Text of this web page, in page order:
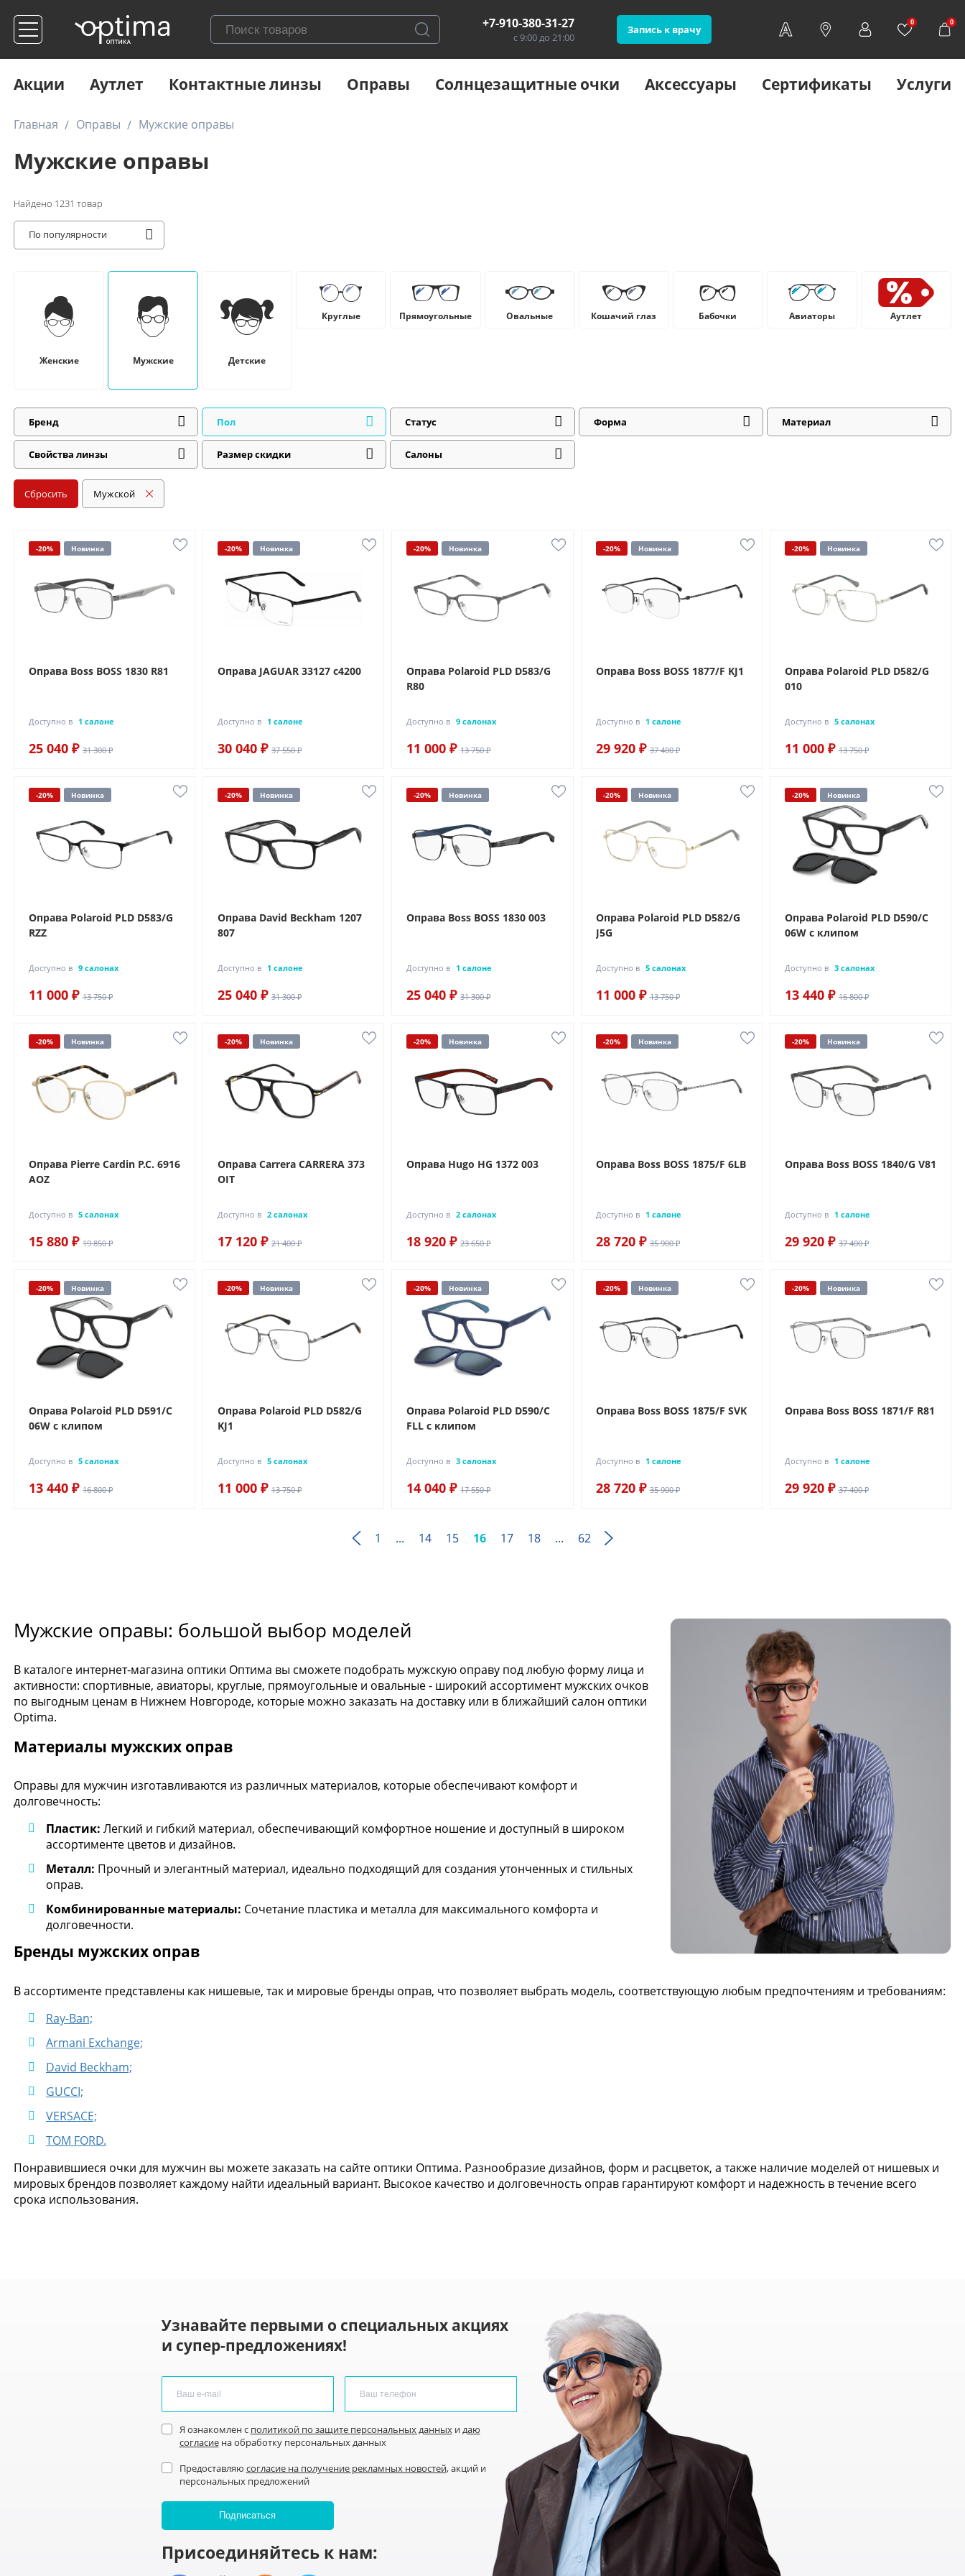
+7-910-380-31-27
с 9:00 до 21:00
Запись к врачу
0 0
Акции Аутлет Контактные линзы Оправы Солнцезащитные очки Аксессуары Сертификаты Услуги
Главная Оправы Мужские оправы
Мужские оправы
Найдено 1231 товар
По популярности
Женские Мужские Детские
Круглые Прямоугольные Овальные Кошачий глаз Бабочки Авиаторы Аутлет
Бренд Пол Статус Форма Материал
Свойства линзы Размер скидки Салоны
Сбросить Мужской
-20% Новинка
Оправа Boss BOSS 1830 R81
Доступно в 1 салоне
25 040 ₽ 31 300 ₽
-20% Новинка
Оправа JAGUAR 33127 c4200
Доступно в 1 салоне
30 040 ₽ 37 550 ₽
-20% Новинка
Оправа Polaroid PLD D583/G
R80
Доступно в 9 салонах
11 000 ₽ 13 750 ₽
-20% Новинка
Оправа Boss BOSS 1877/F KJ1
Доступно в 1 салоне
29 920 ₽ 37 400 ₽
-20% Новинка
Оправа Polaroid PLD D582/G
010
Доступно в 5 салонах
11 000 ₽ 13 750 ₽
-20% Новинка
Оправа Polaroid PLD D583/G
RZZ
Доступно в 9 салонах
11 000 ₽ 13 750 ₽
-20% Новинка
Оправа David Beckham 1207
807
Доступно в 1 салоне
25 040 ₽ 31 300 ₽
-20% Новинка
Оправа Boss BOSS 1830 003
Доступно в 1 салоне
25 040 ₽ 31 300 ₽
-20% Новинка
Оправа Polaroid PLD D582/G
J5G
Доступно в 5 салонах
11 000 ₽ 13 750 ₽
-20% Новинка
Оправа Polaroid PLD D590/C
06W с клипом
Доступно в 3 салонах
13 440 ₽ 16 800 ₽
-20% Новинка
Оправа Pierre Cardin P.C. 6916
AOZ
Доступно в 5 салонах
15 880 ₽ 19 850 ₽
-20% Новинка
Оправа Carrera CARRERA 373
OIT
Доступно в 2 салонах
17 120 ₽ 21 400 ₽
-20% Новинка
Оправа Hugo HG 1372 003
Доступно в 2 салонах
18 920 ₽ 23 650 ₽
-20% Новинка
Оправа Boss BOSS 1875/F 6LB
Доступно в 1 салоне
28 720 ₽ 35 900 ₽
-20% Новинка
Оправа Boss BOSS 1840/G V81
Доступно в 1 салоне
29 920 ₽ 37 400 ₽
-20% Новинка
Оправа Polaroid PLD D591/C
06W с клипом
Доступно в 5 салонах
13 440 ₽ 16 800 ₽
-20% Новинка
Оправа Polaroid PLD D582/G
KJ1
Доступно в 5 салонах
11 000 ₽ 13 750 ₽
-20% Новинка
Оправа Polaroid PLD D590/C
FLL с клипом
Доступно в 3 салонах
14 040 ₽ 17 550 ₽
-20% Новинка
Оправа Boss BOSS 1875/F SVK
Доступно в 1 салоне
28 720 ₽ 35 900 ₽
-20% Новинка
Оправа Boss BOSS 1871/F R81
Доступно в 1 салоне
29 920 ₽ 37 400 ₽
1 ... 14 15 16 17 18 ... 62
Мужские оправы: большой выбор моделей
В каталоге интернет-магазина оптики Оптима вы сможете подобрать мужскую оправу под любую форму лица и
активности: спортивные, авиаторы, круглые, прямоугольные и овальные - широкий ассортимент мужских очков
по выгодным ценам в Нижнем Новгороде, которые можно заказать на доставку или в ближайший салон оптики
Optima.
Материалы мужских оправ
Оправы для мужчин изготавливаются из различных материалов, которые обеспечивают комфорт и
долговечность:
Пластик: Легкий и гибкий материал, обеспечивающий комфортное ношение и доступный в широком
ассортименте цветов и дизайнов.
Металл: Прочный и элегантный материал, идеально подходящий для создания утонченных и стильных
оправ.
Комбинированные материалы: Сочетание пластика и металла для максимального комфорта и
долговечности.
Бренды мужских оправ
В ассортименте представлены как нишевые, так и мировые бренды оправ, что позволяет выбрать модель, соответствующую любым предпочтениям и требованиям:
Ray-Ban;
Armani Exchange;
David Beckham;
GUCCI;
VERSACE;
TOM FORD.
Понравившиеся очки для мужчин вы можете заказать на сайте оптики Оптима. Разнообразие дизайнов, форм и расцветок, а также наличие моделей от нишевых и
мировых брендов позволяет каждому найти идеальный вариант. Высокое качество и долговечность оправ гарантируют комфорт и надежность в течение всего
срока использования.
Узнавайте первыми о специальных акциях
и супер-предложениях!
Я ознакомлен с политикой по защите персональных данныхидаю
согласиена обработку персональных данных
Предоставляю согласие на получение рекламных новостей, акций и
персональных предложений
Присоединяйтесь к нам: